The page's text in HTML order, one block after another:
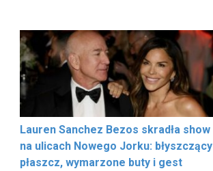
Lauren Sanchez Bezos skradła show
na ulicach Nowego Jorku: błyszczący
płaszcz, wymarzone buty i gest